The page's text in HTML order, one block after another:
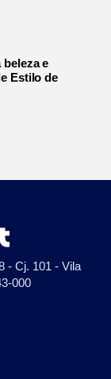
e
Estilo de
- Cj. 101 - Vila
000